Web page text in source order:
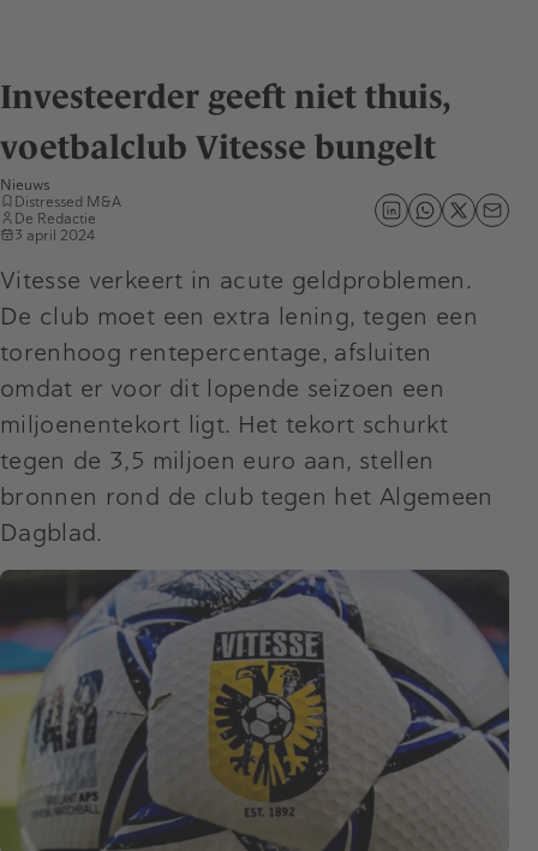
Investeerder geeft niet thuis,
voetbalclub Vitesse bungelt
Nieuws
Distressed M&A
De Redactie
3 april 2024
Vitesse verkeert in acute geldproblemen.
De club moet een extra lening, tegen een
torenhoog rentepercentage, afsluiten
omdat er voor dit lopende seizoen een
miljoenentekort ligt. Het tekort schurkt
tegen de 3,5 miljoen euro aan, stellen
bronnen rond de club tegen het Algemeen
Dagblad.